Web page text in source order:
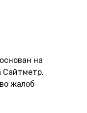
на
Сайтметр.
жалоб